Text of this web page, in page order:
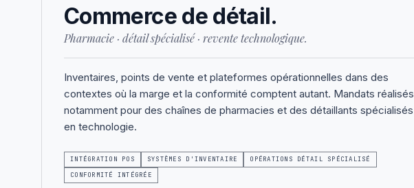
Commerce de détail.
Pharmacie · détail spécialisé · revente technologique.
Inventaires, points de vente et plateformes opérationnelles dans des
contextes où la marge et la conformité comptent autant. Mandats réalisés
notamment pour des chaînes de pharmacies et des détaillants spécialisés
en technologie.
INTÉGRATION POS SYSTÈMES D'INVENTAIRE
OPÉRATIONS DÉTAIL SPÉCIALISÉ
CONFORMITÉ INTÉGRÉE